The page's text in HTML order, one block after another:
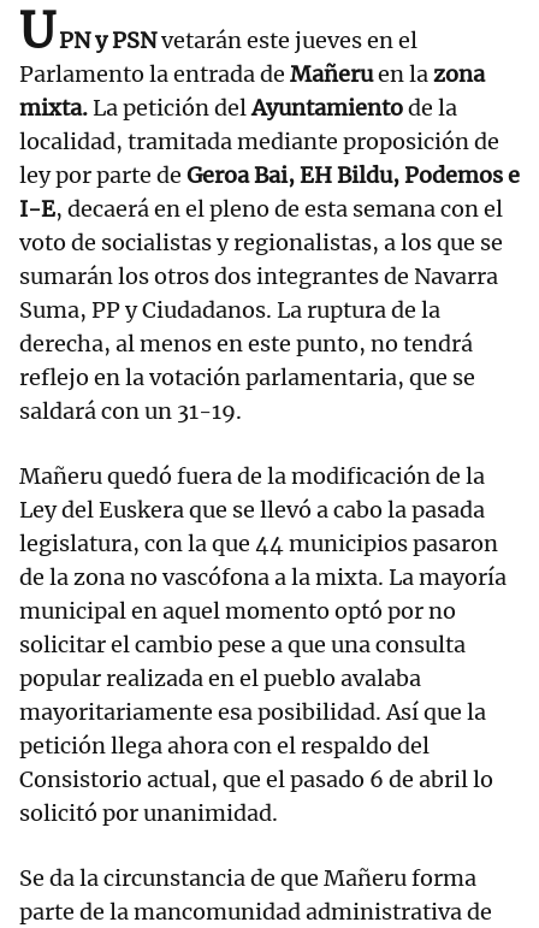
UPN y PSNvetarán este jueves en el
Parlamento la entrada de Mañeruen lazona
mixta.La petición delAyuntamientode la
localidad, tramitada mediante proposición de
ley por parte de Geroa Bai, EH Bildu, Podemos e
I-E, decaerá en el pleno de esta semana con el
voto de socialistas y regionalistas, a los que se
sumarán los otros dos integrantes de Navarra
Suma, PP y Ciudadanos. La ruptura de la
derecha, al menos en este punto, no tendrá
reflejo en la votación parlamentaria, que se
saldará con un 31-19.
Mañeru quedó fuera de la modificación de la
Ley del Euskera que se llevó a cabo la pasada
legislatura, con la que 44 municipios pasaron
de la zona no vascófona a la mixta. La mayoría
municipal en aquel momento optó por no
solicitar el cambio pese a que una consulta
popular realizada en el pueblo avalaba
mayoritariamente esa posibilidad. Así que la
petición llega ahora con el respaldo del
Consistorio actual, que el pasado 6 de abril lo
solicitó por unanimidad.
Se da la circunstancia de que Mañeru forma
parte de la mancomunidad administrativa de